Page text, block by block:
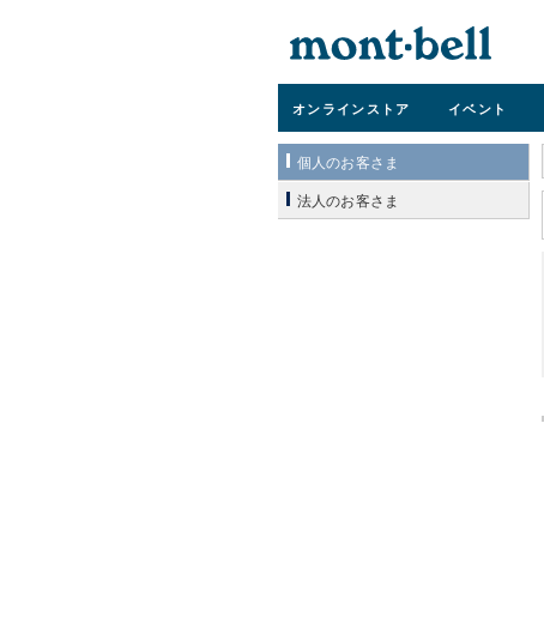
オンラインストア イベント
個人のお客さま
法人のお客さま